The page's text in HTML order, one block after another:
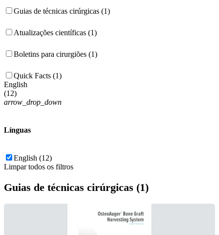
Guias de técnicas cirúrgicas (1)
Atualizações científicas (1)
Boletins para cirurgiões (1)
Quick Facts (1)
English
(12)
arrow_drop_down
Línguas
English (12)
Limpar todos os filtros
Guias de técnicas cirúrgicas (1)